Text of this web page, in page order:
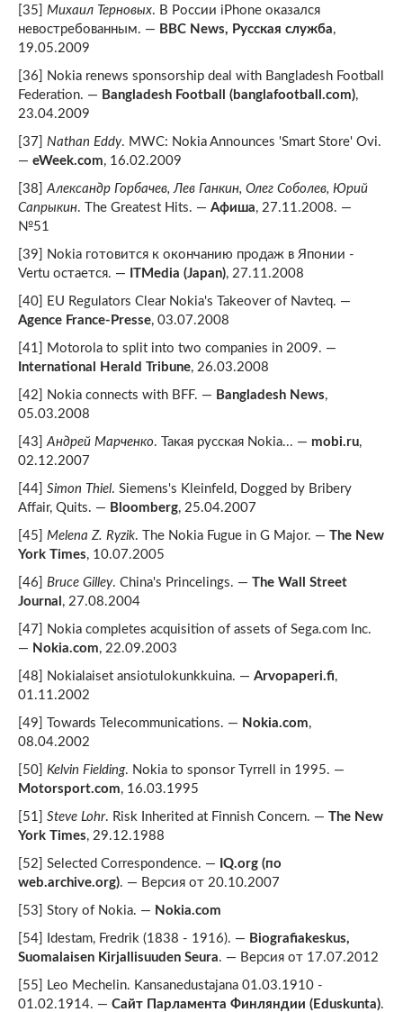
[35] Михаил Терновых. В России iPhone оказался
невостребованным. — BBC News, Русская служба,
19.05.2009
[36] Nokia renews sponsorship deal with Bangladesh Football
Federation. — Bangladesh Football (banglafootball.com),
23.04.2009
[37] Nathan Eddy. MWC: Nokia Announces 'Smart Store' Ovi.
— eWeek.com, 16.02.2009
[38]Александр Горбачев, Лев Ганкин, Олег Соболев, Юрий
Сапрыкин. The Greatest Hits. — Афиша, 27.11.2008. —
№51
[39] Nokia готовится к окончанию продаж в Японии -
Vertu остается. — ITMedia (Japan), 27.11.2008
[40] EU Regulators Clear Nokia's Takeover of Navteq. —
Agence France-Presse, 03.07.2008
[41] Motorola to split into two companies in 2009. —
International Herald Tribune, 26.03.2008
[42] Nokia connects with BFF. — Bangladesh News,
05.03.2008
[43]Андрей Марченко. Такая русская Nokia... — mobi.ru,
02.12.2007
[44] Simon Thiel. Siemens's Kleinfeld, Dogged by Bribery
Affair, Quits. — Bloomberg, 25.04.2007
[45] Melena Z. Ryzik. The Nokia Fugue in G Major. — The New
York Times, 10.07.2005
[46] Bruce Gilley. China's Princelings. — The Wall Street
Journal , 27.08.2004
[47] Nokia completes acquisition of assets of Sega.com Inc.
— Nokia.com, 22.09.2003
[48] Nokialaiset ansiotulokunkkuina. — Arvopaperi.fi,
01.11.2002
[49] Towards Telecommunications. — Nokia.com,
08.04.2002
[50] Kelvin Fielding. Nokia to sponsor Tyrrell in 1995. —
Motorsport.com, 16.03.1995
[51] Steve Lohr. Risk Inherited at Finnish Concern. — The New
York Times, 29.12.1988
[52] Selected Correspondence. — IQ.org (по
web.archive.org). — Версия от 20.10.2007
[53] Story of Nokia. — Nokia.com
[54] Idestam, Fredrik (1838 - 1916). — Biografiakeskus,
Suomalaisen Kirjallisuuden Seura. — Версия от 17.07.2012
[55] Leo Mechelin. Kansanedustajana 01.03.1910 -
01.02.1914. — Сайт Парламента Финляндии (Eduskunta).